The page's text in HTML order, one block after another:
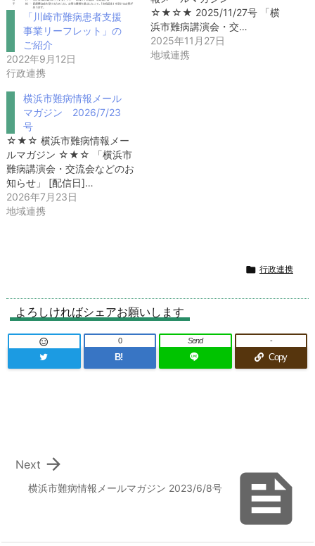
「川崎市難病患者支援
事業リーフレット」の
ご紹介
2022年9月12日
行政連携
☆★☆★ 2025/11/27号 「横
浜市難病講演会・交…
2025年11月27日
地域連携
横浜市難病情報メール
マガジン 2026/7/23
号
☆★☆ 横浜市難病情報メー
ルマガジン ☆★☆ 「横浜市
難病講演会・交流会などのお
知らせ」 [配信日]…
2026年7月23日
地域連携
 行政連携
よろしければシェアお願いします

B!
0 Send
Copy
-

横浜市難病情報メールマガジン 2023/6/8号

Next